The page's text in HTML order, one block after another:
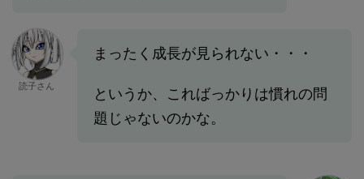
読子さん
まったく成長が見られない・・・
というか、こればっかりは慣れの問
題じゃないのかな。